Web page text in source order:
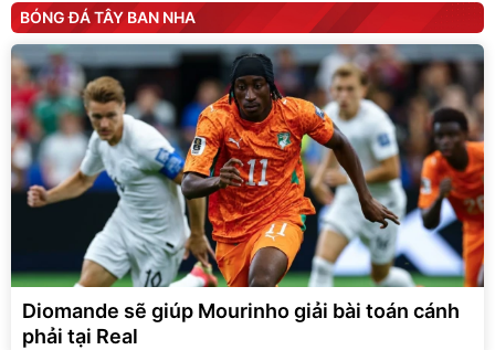
BÓNG ĐÁ TÂY BAN NHA
Diomande sẽ giúp Mourinho giải bài toán cánh
phải tại Real